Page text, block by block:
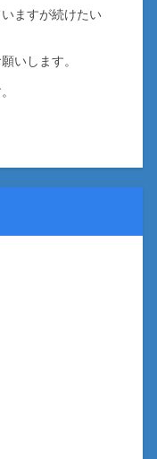
ますが続けたい
いします。